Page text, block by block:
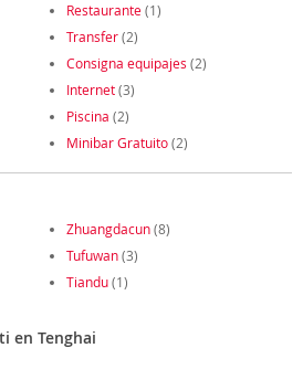
Restaurante(1)
Transfer(2)
Consigna equipajes (2)
Internet(3)
Piscina (2)
Minibar Gratuito(2)
Zhuangdacun(8)
Tufuwan(3)
Tiandu(1)
en Tenghai